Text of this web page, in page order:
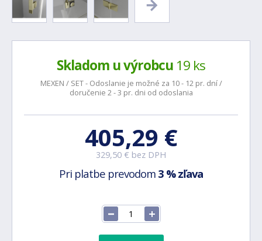
Skladom u výrobcu 19 ks
MEXEN / SET - Odoslanie je možné za 10 - 12 pr. dní /
doručenie 2 - 3 pr. dni od odoslania
405,29 €
329,50 € bez DPH
Pri platbe prevodom 3 % zľava